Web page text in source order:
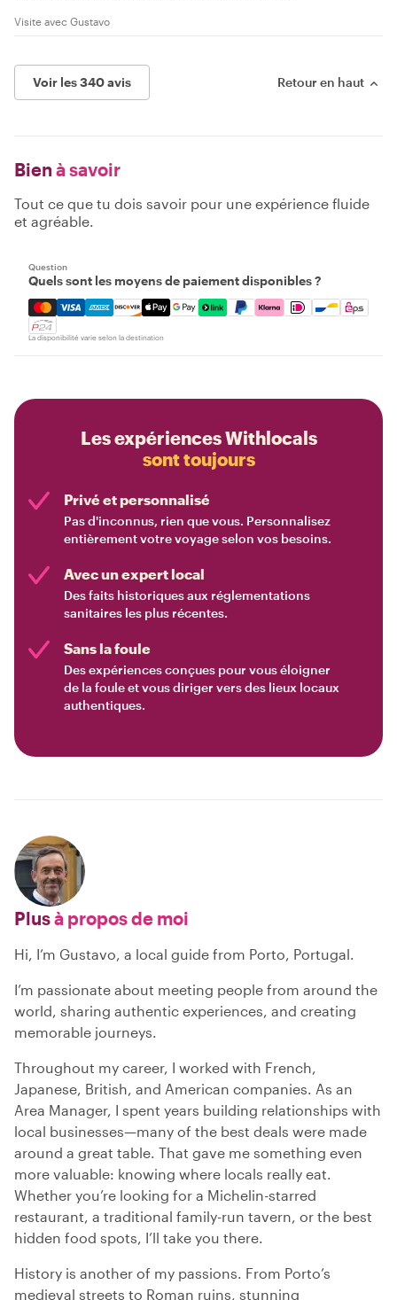
Visite avec Gustavo
Voir les 340 avis Retour en haut
Bien à savoir
Tout ce que tu dois savoir pour une expérience fluide
et agréable.
Question
Quels sont les moyens de paiement disponibles ?
Mastercard, Visa, Amex, Discover, Apple Pay, Google
La disponibilité varie selon la destination
Les expériences Withlocals
sont toujours
Privé et personnalisé
Pas d'inconnus, rien que vous. Personnalisez
entièrement votre voyage selon vos besoins.
Avec un expert local
Des faits historiques aux réglementations
sanitaires les plus récentes.
Sans la foule
Des expériences conçues pour vous éloigner
de la foule et vous diriger vers des lieux locaux
authentiques.
Plusà propos de moi
Hi, I’m Gustavo, a local guide from Porto, Portugal.
I’m passionate about meeting people from around the
world, sharing authentic experiences, and creating
memorable journeys.
Throughout my career, I worked with French,
Japanese, British, and American companies. As an
Area Manager, I spent years building relationships with
local businesses—many of the best deals were made
around a great table. That gave me something even
more valuable: knowing where locals really eat.
Whether you’re looking for a Michelin-starred
restaurant, a traditional family-run tavern, or the best
hidden food spots, I’ll take you there.
History is another of my passions. From Porto’s
medieval streets to Roman ruins, stunning